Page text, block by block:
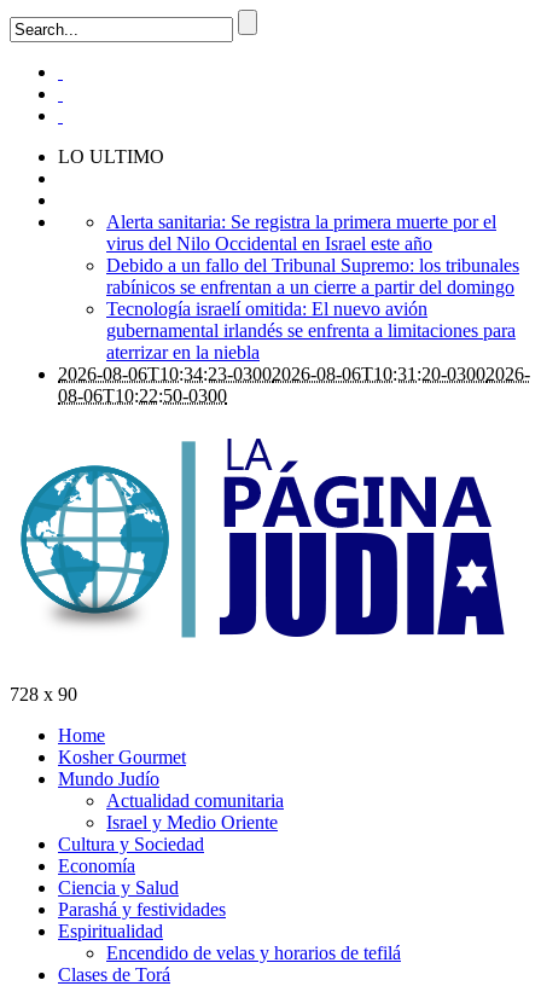
LO ULTIMO
Alerta sanitaria: Se registra la primera muerte por el
virus del Nilo Occidental en Israel este año
Debido a un fallo del Tribunal Supremo: los tribunales
rabínicos se enfrentan a un cierre a partir del domingo
Tecnología israelí omitida: El nuevo avión
gubernamental irlandés se enfrenta a limitaciones para
aterrizar en la niebla
2026-08-06T10:34:23-03002026-08-06T10:31:20-03002026-
08-06T10:22:50-0300
728 x 90
Home
Kosher Gourmet
Mundo Judío
Actualidad comunitaria
Israel y Medio Oriente
Cultura y Sociedad
Economía
Ciencia y Salud
Parashá y festividades
Espiritualidad
Encendido de velas y horarios de tefilá
Clases de Torá